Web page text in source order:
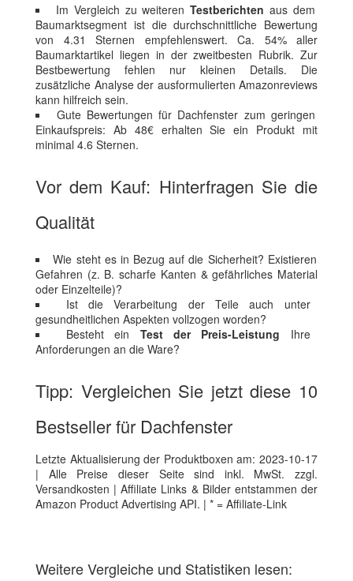
Im Vergleich zu weiterenTestberichten aus dem
Baumarktsegment ist die durchschnittliche Bewertung
von 4.31 Sternen empfehlenswert. Ca. 54% aller
Baumarktartikel liegen in der zweitbesten Rubrik. Zur
Bestbewertung fehlen nur kleinen Details. Die
zusätzliche Analyse der ausformulierten Amazonreviews
kann hilfreich sein.
Gute Bewertungen für Dachfenster zum geringen
Einkaufspreis: Ab 48€ erhalten Sie ein Produkt mit
minimal 4.6 Sternen.
Vor dem Kauf: Hinterfragen Sie die
Qualität
Wie steht es in Bezug auf die Sicherheit? Existieren
Gefahren (z. B. scharfe Kanten & gefährliches Material
oder Einzelteile)?
Ist die Verarbeitung der Teile auch unter
gesundheitlichen Aspekten vollzogen worden?
Besteht ein Test der Preis-Leistung Ihre
Anforderungen an die Ware?
Tipp: Vergleichen Sie jetzt diese 10
Bestseller für Dachfenster
Letzte Aktualisierung der Produktboxen am: 2023-10-17
| Alle Preise dieser Seite sind inkl. MwSt. zzgl.
Versandkosten | Affiliate Links & Bilder entstammen der
Amazon Product Advertising API. | * = Affiliate-Link
Weitere Vergleiche und Statistiken lesen: